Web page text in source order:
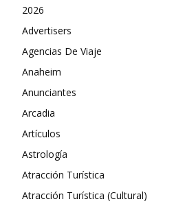
2026
Advertisers
Agencias De Viaje
Anaheim
Anunciantes
Arcadia
Artículos
Astrología
Atracción Turística
Atracción Turística (Cultural)